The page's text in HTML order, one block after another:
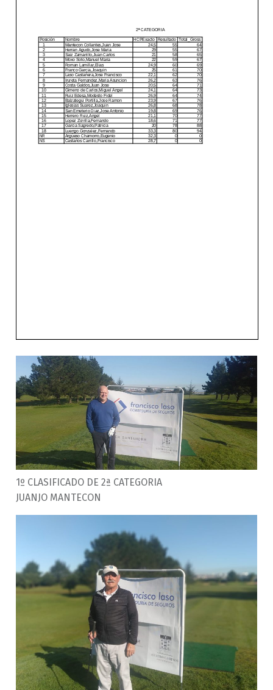
1º CLASIFICADO DE 2ª CATEGORIA
JUANJO MANTECON